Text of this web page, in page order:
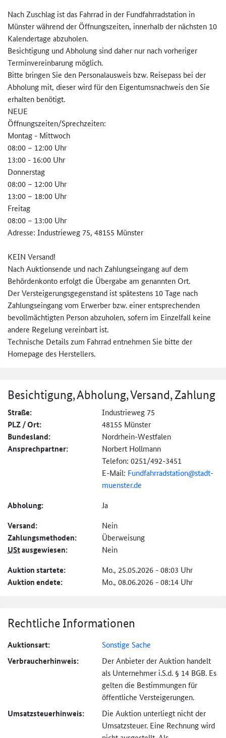
Nach Zuschlag ist das Fahrrad in der Fundfahrradstation in
Münster während der Öffnungszeiten, innerhalb der nächsten 10
Kalendertage abzuholen.
Besichtigung und Abholung sind daher nur nach vorheriger
Terminvereinbarung möglich.
Bitte bringen Sie den Personalausweis bzw. Reisepass bei der
Abholung mit, dieser wird für den Eigentumsnachweis den Sie
erhalten benötigt.
NEUE
Öffnungszeiten/Sprechzeiten:
Montag - Mittwoch
08:00 – 12:00 Uhr
13:00 - 16:00 Uhr
Donnerstag
08:00 – 12:00 Uhr
13:00 – 18:00 Uhr
Freitag
08:00 – 13:00 Uhr
Adresse: Industrieweg 75, 48155 Münster
KEIN Versand!
Nach Auktionsende und nach Zahlungseingang auf dem
Behördenkonto erfolgt die Übergabe am genannten Ort.
Der Versteigerungsgegenstand ist spätestens 10 Tage nach
Zahlungseingang vom Erwerber bzw. einer entsprechenden
bevollmächtigten Person abzuholen, sofern im Einzelfall keine
andere Regelung vereinbart ist.
Technische Details zum Fahrrad entnehmen Sie bitte der
Homepage des Herstellers.
Besichtigung, Abholung, Versand, Zahlung
Straße: Industrieweg 75
PLZ / Ort: 48155 Münster
Bundesland: Nordrhein-Westfalen
Ansprechpartner:
Norbert Hollmann
Telefon: 0251/492-3451
E-Mail: Fundfahrradstation@stadt-
muenster.de
Abholung: Ja
Versand: Nein
Zahlungs­methoden: Überweisung
UStausgewiesen: Nein
Auktion startete: Mo., 25.05.2026 - 08:03 Uhr
Auktion endete: Mo., 08.06.2026 - 08:14 Uhr
Rechtliche Informationen
Auktionsart: Sonstige Sache
Verbraucher­hinweis:
Der Anbieter der Auktion handelt
als Unternehmer i.S.d. § 14 BGB. Es
gelten die Bestimmungen für
öffentliche Versteigerungen.
Umsatzsteuer­hinweis:
Die Auktion unterliegt nicht der
Umsatzsteuer. Eine Rechnung wird